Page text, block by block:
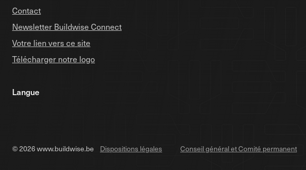
Contact
Newsletter Buildwise Connect
Votre lien vers ce site
Télécharger notre logo
Langue
© 2026 www.buildwise.be Dispositions légales Conseil général et Comité permanent